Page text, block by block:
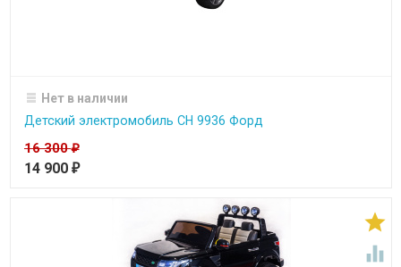
Нет в наличии
Детский электромобиль CH 9936 Форд
16 300₽
14 900 ₽

